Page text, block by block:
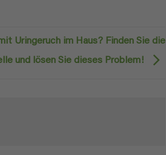
Uringeruch im Haus? Finden Sie die
und lösen Sie dieses Problem!